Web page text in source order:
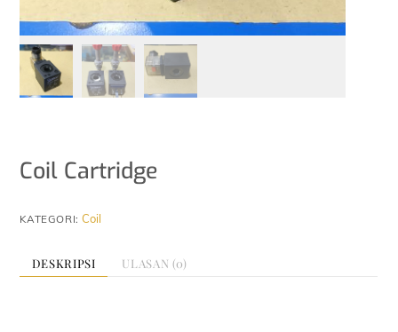
Coil Cartridge
KATEGORI:Coil
DESKRIPSI ULASAN (0)